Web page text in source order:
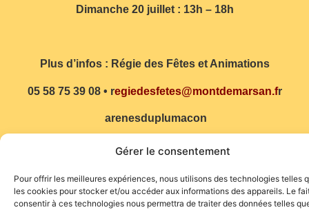
Gérer le consentement
Pour offrir les meilleures expériences, nous utilisons des technologies telles
les cookies pour stocker et/ou accéder aux informations des appareils. Le
consentir à ces technologies nous permettra de traiter des données telles
Dimanche 20 juillet : 13h – 18h
Plus d’infos : Régie des Fêtes et Animations
05 58 75 39 08 • regiedesfetes@montdemarsan.fr
arenesduplumacon
montdemarsan.fr